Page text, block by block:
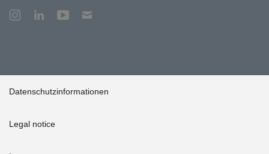
Datenschutzinformationen
Legal notice